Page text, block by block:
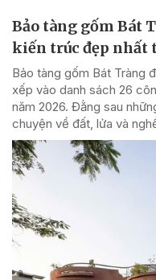
Bảo tàng gốm Bát
kiến trúc đẹp nhất
Bảo tàng gốm Bát Tràng
xếp vào danh sách 26
năm 2026. Đằng sau
chuyện về đất, lửa và